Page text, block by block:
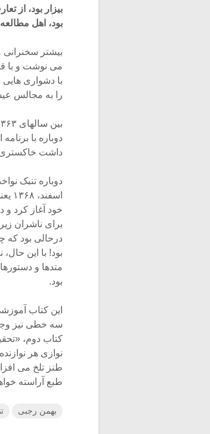
بیزار بود،
بود، اهل
بیشتر سخنرانی
می نوشت و با
با دشواری
را به مجالس
دوباره با
داشت
دوباره تنبک
خود آغاز کرد
برای ناشران
درحالی بود که
بود! با این
متدها و
بود.
این کتاب
سه خطی نیز
کتاب دوم،
نوازی هر
طنز تلخ می
طبع آراسته
بهمن رجبی